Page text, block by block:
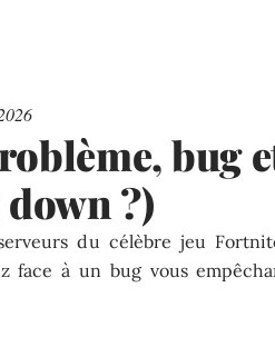
bug
?)
du célèbre jeu
face à un bug vous